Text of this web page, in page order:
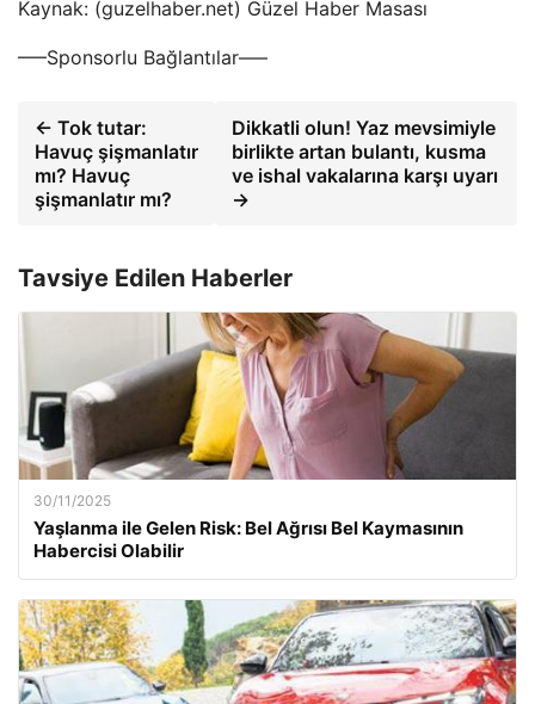
Kaynak: (guzelhaber.net) Güzel Haber Masası
—–Sponsorlu Bağlantılar—–
← Tok tutar:
Havuç şişmanlatır
mı? Havuç
şişmanlatır mı?
Dikkatli olun! Yaz mevsimiyle
birlikte artan bulantı, kusma
ve ishal vakalarına karşı uyarı
→
Tavsiye Edilen Haberler
30/11/2025
Yaşlanma ile Gelen Risk: Bel Ağrısı Bel Kaymasının
Habercisi Olabilir